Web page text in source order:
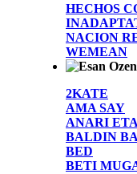
HECHOS
NACION
WEMEAN
2KATE
AMA SAY
ANARI
BALDIN
BED
BETI